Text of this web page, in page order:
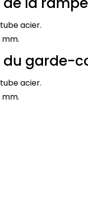
acier.
mm.
garde-
acier.
mm.